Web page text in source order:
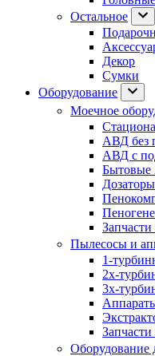
Остальное
Декор
Сумки
Оборудование
Моечное
АВД без
АВД с
Пылесосы и
1-
2х-
3х-
Оборудование